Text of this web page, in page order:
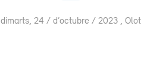
dimarts, 24 / d’octubre / 2023 , Olot